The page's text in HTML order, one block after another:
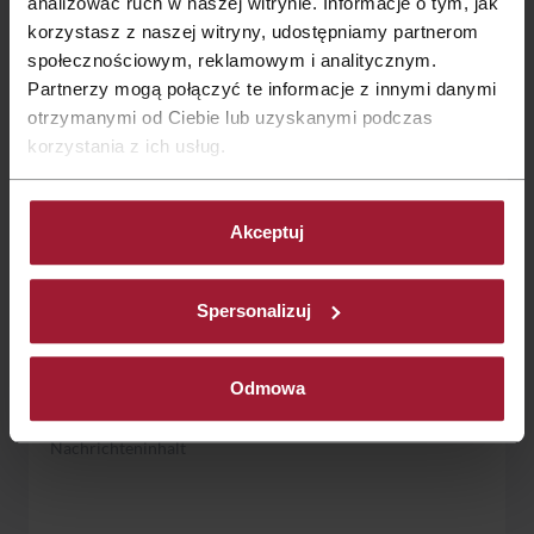
korzystasz z naszej witryny, udostępniamy partnerom
społecznościowym, reklamowym i analitycznym.
Partnerzy mogą połączyć te informacje z innymi danymi
otrzymanymi od Ciebie lub uzyskanymi podczas
korzystania z ich usług.
Akceptuj
Spersonalizuj
Odmowa
marketing.zielonagora@qubushotel.com
+48 68 329 3 100
Formular: